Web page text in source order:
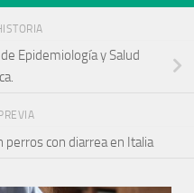
Epidemiología y Salud
con diarrea en Italia